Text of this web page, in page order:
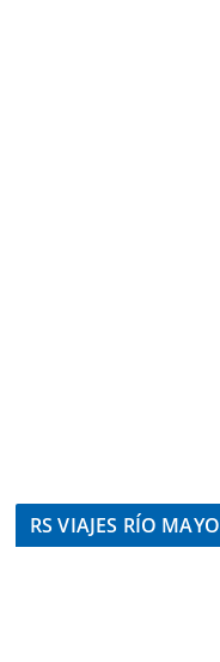
RS VIAJES RÍO MAYO